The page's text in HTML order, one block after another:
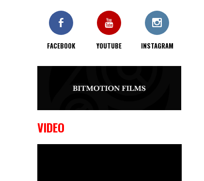
interviews hier
9 OKTOBER, 2023
Alvi Dasuyev
gemaakt is…
9 OKTOBER, 2023
CWA Lowlands 7
FACEBOOK YOUTUBE INSTAGRAM
VIDEO